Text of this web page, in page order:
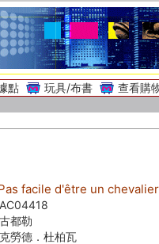
點 玩具/布書 查看購
facile d'être un chevalier
AC04418
古都勒
克勞德．杜柏瓦